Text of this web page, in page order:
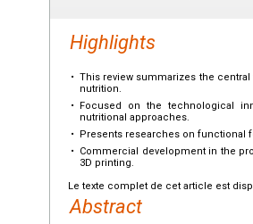
Highlights
• This review summarizes the
nutrition.
•
Focused on the technological
nutritional approaches.
•
Presents researches on functional
•
Commercial development in the
3D printing.
Le texte complet de cet article est
Abstract